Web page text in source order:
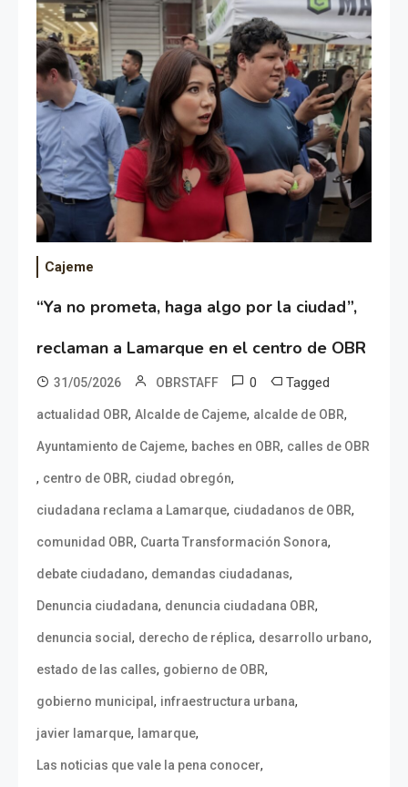
Cajeme
“Ya no prometa, haga algo por la ciudad”,
reclaman a Lamarque en el centro de OBR
31/05/2026 OBRSTAFF 0 Tagged
actualidad OBR, Alcalde de Cajeme, alcalde de OBR,
Ayuntamiento de Cajeme, baches en OBR, calles de OBR
, centro de OBR, ciudad obregón,
ciudadana reclama a Lamarque, ciudadanos de OBR,
comunidad OBR, Cuarta Transformación Sonora,
debate ciudadano, demandas ciudadanas,
Denuncia ciudadana, denuncia ciudadana OBR,
denuncia social , derecho de réplica, desarrollo urbano,
estado de las calles, gobierno de OBR,
gobierno municipal , infraestructura urbana,
javier lamarque, lamarque,
Las noticias que vale la pena conocer,